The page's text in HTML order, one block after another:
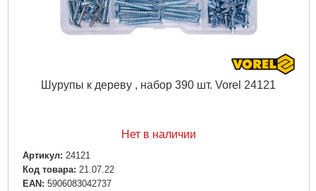
Шурупы к дереву , набор 390 шт. Vorel 24121
Нет в наличии
Артикул: 24121
Код товара: 21.07.22
EAN: 5906083042737